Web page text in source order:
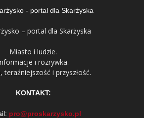
– portal dla Skarżyska
Miasto i ludzie.
i rozrywka.
teraźniejszość i przyszłość.
KONTAKT:
pro@proskarzysko.pl